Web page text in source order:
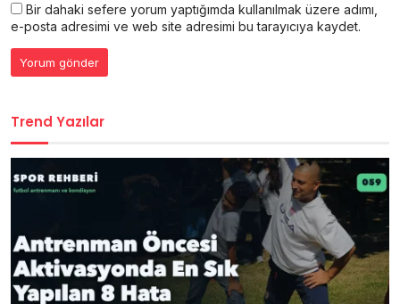
Bir dahaki sefere yorum yaptığımda kullanılmak üzere adımı,
e-posta adresimi ve web site adresimi bu tarayıcıya kaydet.
Trend Yazılar